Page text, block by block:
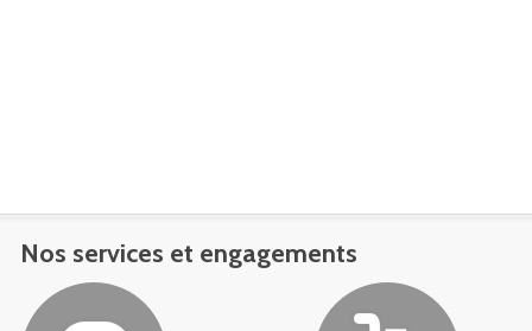
Nos services et engagements